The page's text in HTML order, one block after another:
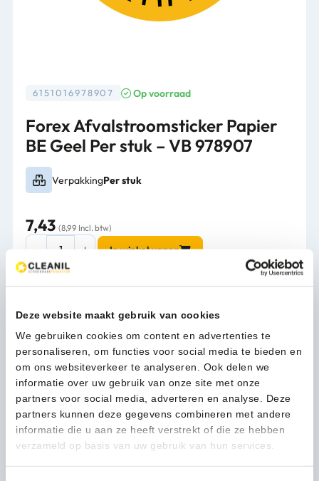
Deze website maakt gebruik van cookies
We gebruiken cookies om content en advertenties te
personaliseren, om functies voor social media te bieden en
om ons websiteverkeer te analyseren. Ook delen we
informatie over uw gebruik van onze site met onze
partners voor social media, adverteren en analyse. Deze
partners kunnen deze gegevens combineren met andere
informatie die u aan ze heeft verstrekt of die ze hebben
verzameld op basis van uw gebruik van hun services.
6151016978907 Op voorraad
Forex Afvalstroomsticker Papier
BE Geel Per stuk – VB 978907
VerpakkingPer stuk
7,43 (8,99 Incl. btw)
Forex
Papier
BE
Per
stuk
-
VB
978907
aantal
In winkelwagen
1-3 werkdagen
Kan ik u helpen?
Neem contact op
Beschrijving